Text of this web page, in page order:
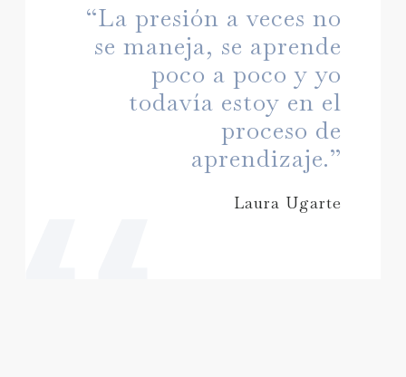
“La presión a veces no
se maneja, se aprende
poco a poco y yo
todavía estoy en el
proceso de
aprendizaje.”
Laura Ugarte